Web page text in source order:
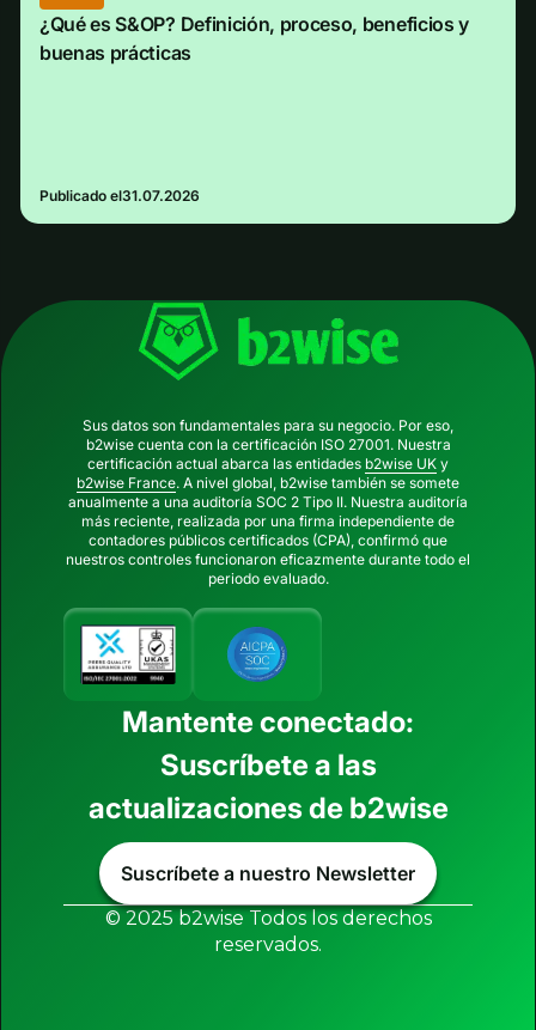
¿Qué es S&OP? Definición, proceso, beneficios y
buenas prácticas
Publicado el31.07.2026
Sus datos son fundamentales para su negocio. Por eso,
b2wise cuenta con la certificación ISO 27001. Nuestra
certificación actual abarca las entidades b2wise UK y
b2wise France. A nivel global, b2wise también se somete
anualmente a una auditoría SOC 2 Tipo II. Nuestra auditoría
más reciente, realizada por una firma independiente de
contadores públicos certificados (CPA), confirmó que
nuestros controles funcionaron eficazmente durante todo el
periodo evaluado.
Mantente conectado:
Suscríbete a las
actualizaciones de b2wise
Suscríbete a nuestro Newsletter
© 2025 b2wise Todos los derechos
reservados.